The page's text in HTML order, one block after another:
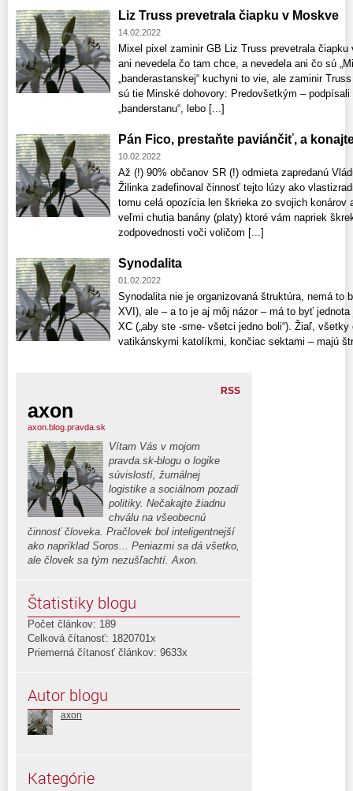
Liz Truss prevetrala čiapku v Moskve
14.02.2022
Mixel pixel zaminir GB Liz Truss prevetrala
ani nevedela čo tam chce, a nevedela ani čo sú
„banderastanskej“ kuchyni to vie, ale zaminir
sú tie Minské dohovory: Predovšetkým –
„banderstanu“, lebo [...]
Pán Fico, prestaňte paviánčiť, a
10.02.2022
Až (!) 90% občanov SR (!) odmieta zapredanú
Žilinka zadefinoval činnosť tejto lúzy ako
tomu celá opozícia len škrieka zo svojich konárov
veľmi chutia banány (platy) ktoré vám napriek
zodpovednosti voči voličom [...]
Synodalita
01.02.2022
Synodalita nie je organizovaná štruktúra, nemá to
XVI), ale – a to je aj môj názor – má to byť
XC („aby ste -sme- všetci jedno boli“). Žiaľ,
vatikánskymi katolíkmi, končiac sektami – majú
RSS
axon
axon.blog.pravda.sk
Vítam Vás v mojom
pravda.sk-blogu o logike
súvislostí, žurnálnej
logistike a sociálnom pozadí
politiky. Nečakajte žiadnu
chválu na všeobecnú
činnosť človeka. Pračlovek bol inteligentnejší
ako napríklad Soros... Peniazmi sa dá všetko,
ale človek sa tým nezušľachtí. Axon.
Štatistiky blogu
Počet článkov: 189
Celková čítanosť: 1820701x
Priemerná čítanosť článkov: 9633x
Autor blogu
axon
Kategórie